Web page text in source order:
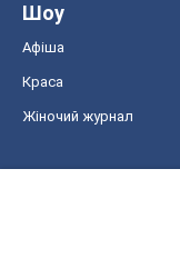
Шоу
Афіша
Краса
Жіночий журнал